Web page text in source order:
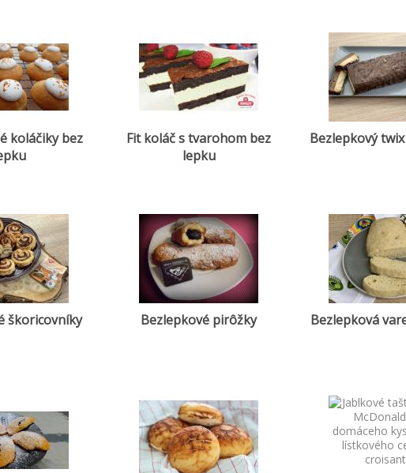
koláčiky bez
Fit koláč s tvarohom bez
lepku
Bezlepkový
škoricovníky Bezlepkové pirôžky Bezlepková